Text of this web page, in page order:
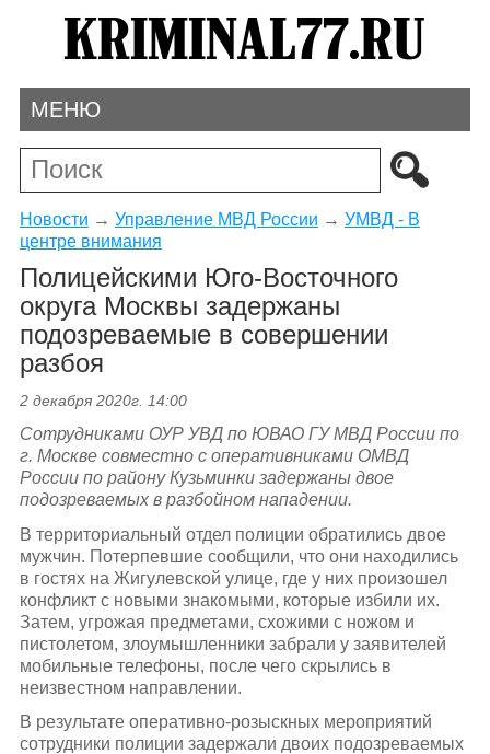
МЕНЮ
Новости → Управление МВД России → УМВД - В
центре внимания
Полицейскими Юго-Восточного
округа Москвы задержаны
подозреваемые в совершении
разбоя
2 декабря 2020г. 14:00
Сотрудниками ОУР УВД по ЮВАО ГУ МВД России по
г. Москве совместно с оперативниками ОМВД
России по району Кузьминки задержаны двое
подозреваемых в разбойном нападении.
В территориальный отдел полиции обратились двое
мужчин. Потерпевшие сообщили, что они находились
в гостях на Жигулевской улице, где у них произошел
конфликт с новыми знакомыми, которые избили их.
Затем, угрожая предметами, схожими с ножом и
пистолетом, злоумышленники забрали у заявителей
мобильные телефоны, после чего скрылись в
неизвестном направлении.
В результате оперативно-розыскных мероприятий
сотрудники полиции задержали двоих подозреваемых